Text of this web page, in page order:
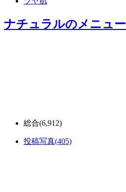
ナチュラルのメニュー
総合(6,912)
投稿写真(405)